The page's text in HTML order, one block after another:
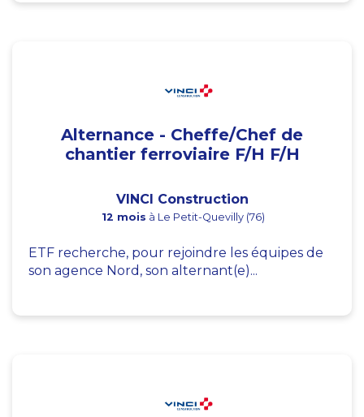
Alternance - Cheffe/Chef de
chantier ferroviaire F/H F/H
VINCI Construction
12 mois à Le Petit-Quevilly (76)
ETF recherche, pour rejoindre les équipes de
son agence Nord, son alternant(e)...